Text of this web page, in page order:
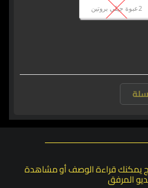
2عبوة جيلي بروتين
يمكنك قراءة الوصف أو مشاهدة
المرفق